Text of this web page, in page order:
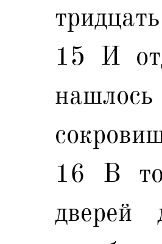
15 И
16 В то